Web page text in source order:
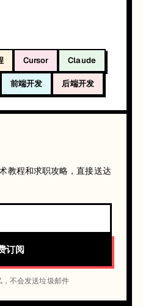
Cursor Claude
前端开发 后端开发
教程和求职攻略，直接送达
订阅
不会发送垃圾邮件